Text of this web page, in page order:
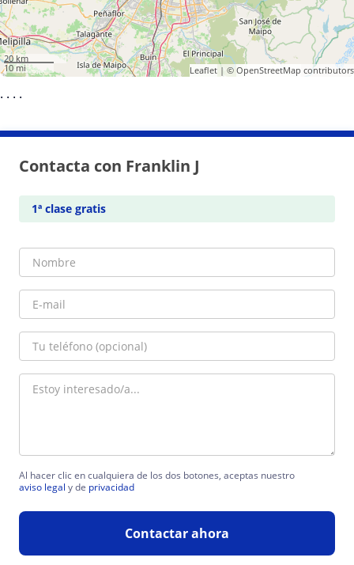
20 km
10 mi
Leaflet| © OpenStreetMap contributors
· · · ·
Contacta con Franklin J
1ª clase gratis
Al hacer clic en cualquiera de los dos botones, aceptas nuestro
aviso legal y de privacidad
Contactar ahora